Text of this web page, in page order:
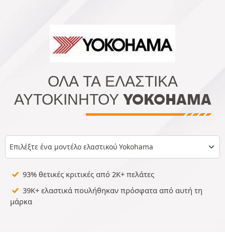
ΌΛΑ ΤΑ ΕΛΑΣΤΙΚΆ
ΑΥΤΟΚΙΝΉΤΟΥ YOKOHAMA
Επιλέξτε ένα μοντέλο ελαστικού Yokohama
93% θετικές κριτικές από 2K+ πελάτες
39K+ ελαστικά πουλήθηκαν πρόσφατα από αυτή τη
μάρκα